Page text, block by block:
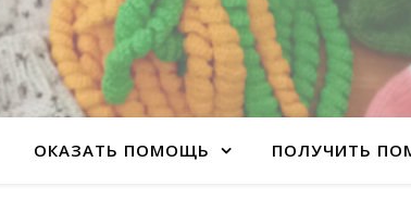
ОКАЗАТЬ ПОМОЩЬ ПОЛУЧИТЬ